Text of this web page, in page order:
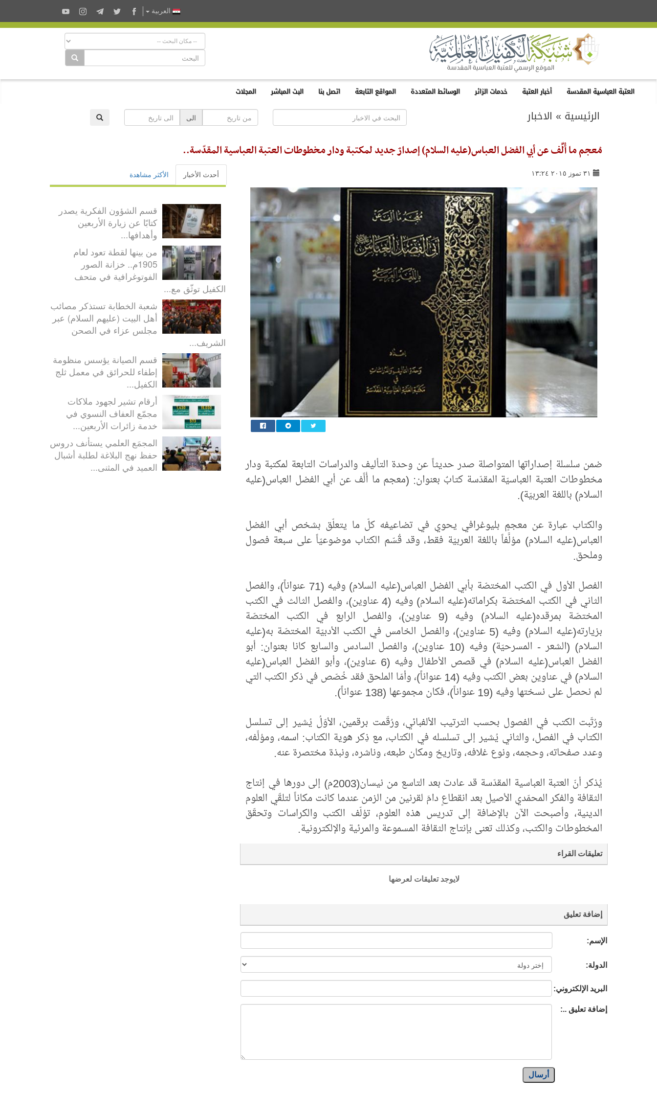
العربية
العتبة العباسية المقدسة أخبار العتبة خدمات الزائر الوسائط المتعددة المواقع التابعة اتصل بنا البث المباشر المجلات
الرئيسية » الاخبار الى
مُعجم ما أُلِّف عن أبي الفضل العباس(عليه السلام) إصدارٌ جديد لمكتبة ودار مخطوطات العتبة العباسية المقدّسة..
٣١ تموز ٢٠١٥ ١٣:٢٤
ضمن سلسلة إصداراتها المتواصلة صدر حديثاً عن وحدة التأليف والدراسات التابعة لمكتبة ودار
مخطوطات العتبة العباسيّة المقدّسة كتابٌ بعنوان: (معجم ما أُلِّف عن أبي الفضل العباس(عليه
السلام) باللغة العربيّة).
والكتاب عبارة عن معجمٍ بليوغرافي يحوي في تضاعيفه كلّ ما يتعلّق بشخص أبي الفضل
العباس(عليه السلام) مؤلَّفاً باللغة العربيّة فقط، وقد قُسّم الكتاب موضوعيّاً على سبعة فصول
وملحق.
الفصل الأول في الكتب المختصّة بأبي الفضل العباس(عليه السلام) وفيه (71 عنواناً)، والفصل
الثاني في الكتب المختصّة بكراماته(عليه السلام) وفيه (4 عناوين)، والفصل الثالث في الكتب
المختصّة بمرقده(عليه السلام) وفيه (9 عناوين)، والفصل الرابع في الكتب المختصّة
بزيارته(عليه السلام) وفيه (5 عناوين)، والفصل الخامس في الكتب الأدبيّة المختصّة به(عليه
السلام) (الشعر - المسرحيّة) وفيه (10 عناوين)، والفصل السادس والسابع كانا بعنوان: أبو
الفضل العباس(عليه السلام) في قصص الأطفال وفيه (6 عناوين)، وأبو الفضل العباس(عليه
السلام) في عناوين بعض الكتب وفيه (14 عنواناً)، وأمّا الملحق فقد خُصّص في ذكر الكتب التي
لم نحصل على نسختها وفيه (19 عنواناً)، فكان مجموعها (138 عنواناً).
ورُتّبت الكتب في الفصول بحسب الترتيب الألفبائي، ورُقّمت برقمين، الأوّلُ يُشير إلى تسلسل
الكتاب في الفصل، والثاني يُشير إلى تسلسله في الكتاب، مع ذِكر هوية الكتاب: اسمه، ومؤلِّفه،
وعدد صفحاته، وحجمه، ونوع غلافه، وتاريخ ومكان طبعه، وناشره، ونبذة مختصرة عنه.
يُذكر أنّ العتبة العباسية المقدّسة قد عادت بعد التاسع من نيسان(2003م) إلى دورها في إنتاج
الثقافة والفكر ‏المحمّدي الأصيل بعد انقطاعٍ دامَ لقرنين من الزمن عندما كانت مكاناً لتلقّي العلوم
الدينية، ‏وأصبحت الآن بالإضافة إلى تدريس هذه العلوم، تؤلّف الكتب والكراسات وتحقّق
المخطوطات ‏والكتب، وكذلك تعنى بإنتاج الثقافة ‏المسموعة والمرئية والإلكترونية.
تعليقات القراء
لايوجد تعليقات لعرضها
إضافة تعليق
الإسم:
الدولة:
البريد الإلكتروني:
إضافة تعليق ..:
أرسال
أحدث الأخبار الأكثر مشاهدة
قسم الشؤون الفكرية يصدر
كتابًا عن زيارة الأربعين
وأهدافها...
من بينها لقطة تعود لعام
1905م.. خزانة الصور
الفوتوغرافية في متحف
الكفيل توثّق مع...
شعبة الخطابة تستذكر مصائب
أهل البيت (عليهم السلام) عبر
مجلس عزاء في الصحن
الشريف...
قسم الصيانة يؤسس منظومة
إطفاء للحرائق في معمل ثلج
الكفيل...
أرقام تشير لجهود ملاكات
مجمّع العفاف النسوي في
خدمة زائرات الأربعين...
المجمَع العلمي يستأنف دروس
حفظ نهج البلاغة لطلبة أشبال
العميد في المثنى...